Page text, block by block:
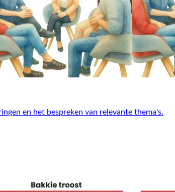
en het bespreken van relevante thema's.